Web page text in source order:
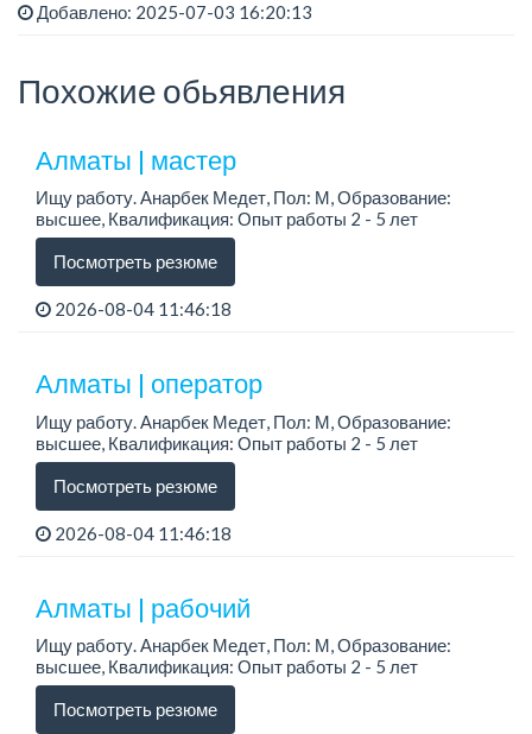
Добавлено: 2025-07-03 16:20:13
Похожие обьявления
Алматы | мастер
Ищу работу. Анарбек Медет, Пол: М, Образование:
высшее, Квалификация: Опыт работы 2 - 5 лет
Посмотреть резюме
2026-08-04 11:46:18
Алматы | оператор
Ищу работу. Анарбек Медет, Пол: М, Образование:
высшее, Квалификация: Опыт работы 2 - 5 лет
Посмотреть резюме
2026-08-04 11:46:18
Алматы | рабочий
Ищу работу. Анарбек Медет, Пол: М, Образование:
высшее, Квалификация: Опыт работы 2 - 5 лет
Посмотреть резюме